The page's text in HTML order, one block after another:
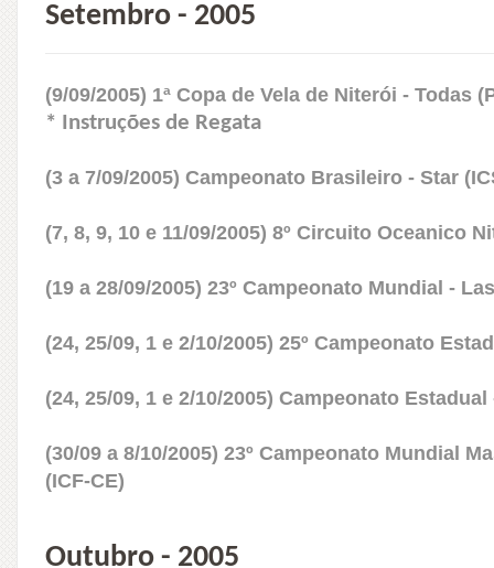
Setembro - 2005
(9/09/2005) 1ª Copa de Vela de Niterói - Todas
* Instruções de Regata
(3 a 7/09/2005) Campeonato Brasileiro - Star
(7, 8, 9, 10 e 11/09/2005) 8º Circuito Oceanico
(19 a 28/09/2005) 23º Campeonato Mundial -
(24, 25/09, 1 e 2/10/2005) 25º Campeonato
(24, 25/09, 1 e 2/10/2005) Campeonato
(30/09 a 8/10/2005) 23º Campeonato Mundial
(ICF-CE)
Outubro - 2005